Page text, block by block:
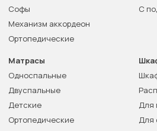
Софы
Механизм аккордеон
Ортопедические
С
Матрасы
Односпальные
Двуспальные
Детские
Ортопедические
Для
Для